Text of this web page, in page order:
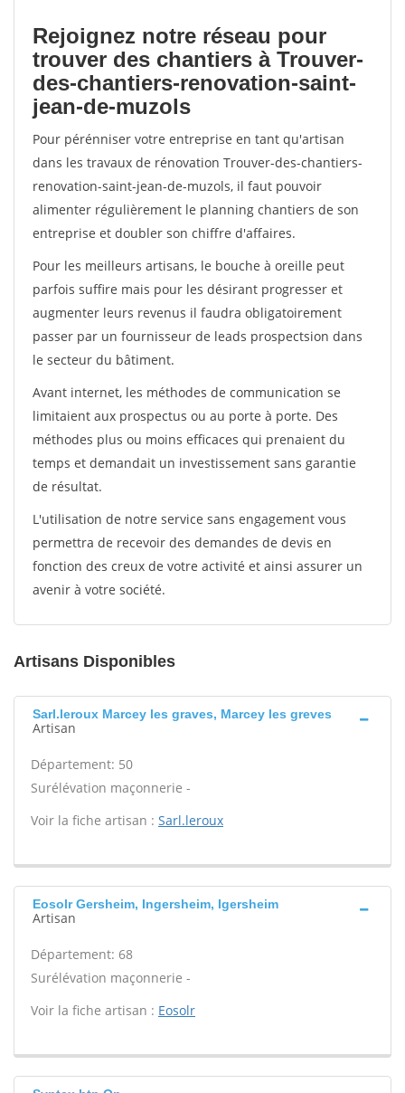
Rejoignez notre réseau pour
trouver des chantiers à Trouver-
des-chantiers-renovation-saint-
jean-de-muzols
Pour pérénniser votre entreprise en tant qu'artisan
dans les travaux de rénovation Trouver-des-chantiers-
renovation-saint-jean-de-muzols, il faut pouvoir
alimenter régulièrement le planning chantiers de son
entreprise et doubler son chiffre d'affaires.
Pour les meilleurs artisans, le bouche à oreille peut
parfois suffire mais pour les désirant progresser et
augmenter leurs revenus il faudra obligatoirement
passer par un fournisseur de leads prospectsion dans
le secteur du bâtiment.
Avant internet, les méthodes de communication se
limitaient aux prospectus ou au porte à porte. Des
méthodes plus ou moins efficaces qui prenaient du
temps et demandait un investissement sans garantie
de résultat.
L'utilisation de notre service sans engagement vous
permettra de recevoir des demandes de devis en
fonction des creux de votre activité et ainsi assurer un
avenir à votre société.
Artisans Disponibles
Sarl.leroux Marcey les graves, Marcey les greves
Artisan
Département: 50
Surélévation maçonnerie -
Voir la fiche artisan : Sarl.leroux
Eosolr Gersheim, Ingersheim, Igersheim
Artisan
Département: 68
Surélévation maçonnerie -
Voir la fiche artisan : Eosolr